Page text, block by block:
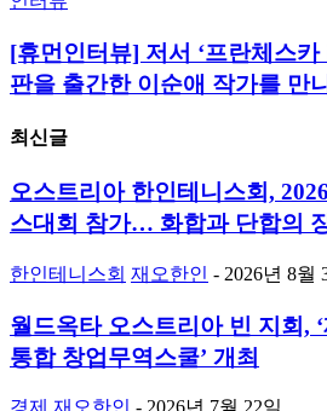
[휴먼인터뷰] 저서 ‘프란체스카
판을 출간한 이순애 작가를 만
최신글
오스트리아 한인테니스회,
스대회 참가… 화합과 단합의
한인테니스회 재오한인 - 2026년 8월
월드옥타 오스트리아 빈 지회,
통합 창업무역스쿨’ 개최